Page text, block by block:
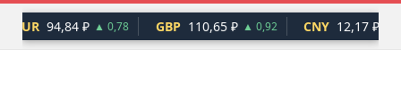
EUR 94,84 ₽ ▲ 0,78 GBP 110,65 ₽ ▲ 0,92 CNY 12,17 ₽